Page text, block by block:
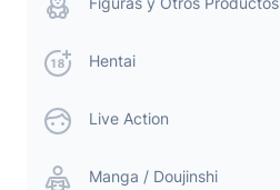
Hentai
Live Action
Manga / Doujinshi